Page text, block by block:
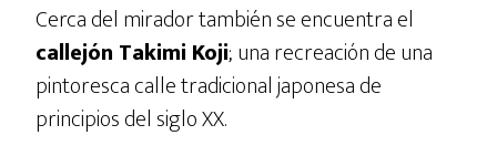
Cerca del mirador también se encuentra el
callejón Takimi Koji; una recreación de una
pintoresca calle tradicional japonesa de
principios del siglo XX.